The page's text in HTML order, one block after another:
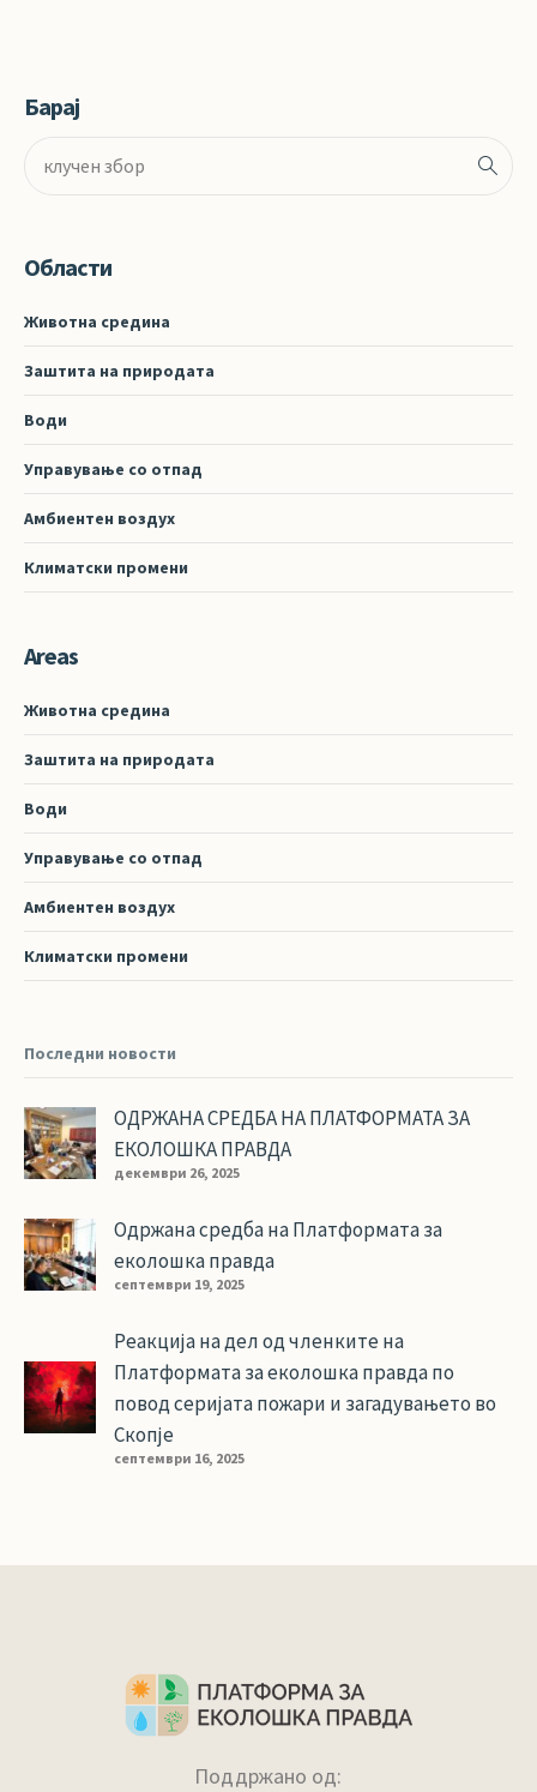
Барај
Области
Животна средина
Заштита на природата
Води
Управување со отпад
Амбиентен воздух
Климатски промени
Areas
Животна средина
Заштита на природата
Води
Управување со отпад
Амбиентен воздух
Климатски промени
Последни новости
ОДРЖАНА СРЕДБА НА ПЛАТФОРМАТА ЗА
ЕКОЛОШКА ПРАВДА
декември 26, 2025
Одржана средба на Платформата за
еколошка правда
септември 19, 2025
Реакција на дел од членките на
Платформата за еколошка правда по
повод серијата пожари и загадувањето во
Скопје
септември 16, 2025
Поддржано од: